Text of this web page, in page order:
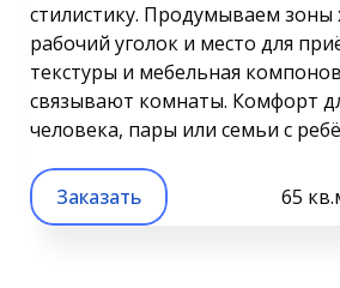
стилистику. Продумываем зоны
рабочий уголок и место для
текстуры и мебельная
связывают комнаты. Комфорт
человека, пары или семьи с
Заказать 65